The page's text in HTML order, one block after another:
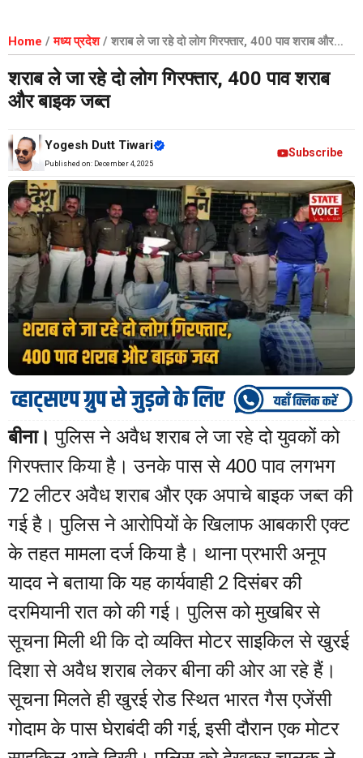
Home /मध्य प्रदेश/ शराब ले जा रहे दो लोग गिरफ्तार, 400 पाव शराब और
बाइक जब्त
शराब ले जा रहे दो लोग गिरफ्तार, 400 पाव शराब
और बाइक जब्त
Yogesh Dutt Tiwari
Published on: December 4, 2025
Subscribe
बीना। पुलिस ने अवैध शराब ले जा रहे दो युवकों को
गिरफ्तार किया है। उनके पास से 400 पाव लगभग
72 लीटर अवैध शराब और एक अपाचे बाइक जब्त की
गई है। पुलिस ने आरोपियों के खिलाफ आबकारी एक्ट
के तहत मामला दर्ज किया है। थाना प्रभारी अनूप
यादव ने बताया कि यह कार्यवाही 2 दिसंबर की
दरमियानी रात को की गई। पुलिस को मुखबिर से
सूचना मिली थी कि दो व्यक्ति मोटर साइकिल से खुरई
दिशा से अवैध शराब लेकर बीना की ओर आ रहे हैं।
सूचना मिलते ही खुरई रोड स्थित भारत गैस एजेंसी
गोदाम के पास घेराबंदी की गई, इसी दौरान एक मोटर